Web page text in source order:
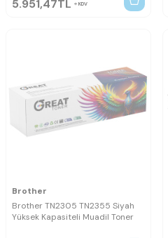
5.951,47TL KDV
Brother
Brother TN2305 TN2355 Siyah
Yüksek Kapasiteli Muadil Toner